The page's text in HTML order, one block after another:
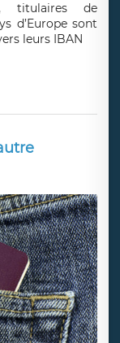
titulaires de
d’Europe sont
leurs IBAN